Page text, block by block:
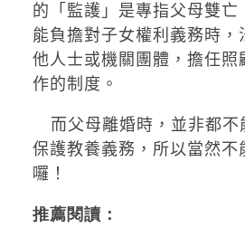
的「監護」是專指父母雙亡
能負擔對子女權利義務時，
他人士或機關團體，擔任照
作的制度。
而父母離婚時，並非都不
保護教養義務，所以當然不
囉！
推薦閱讀：